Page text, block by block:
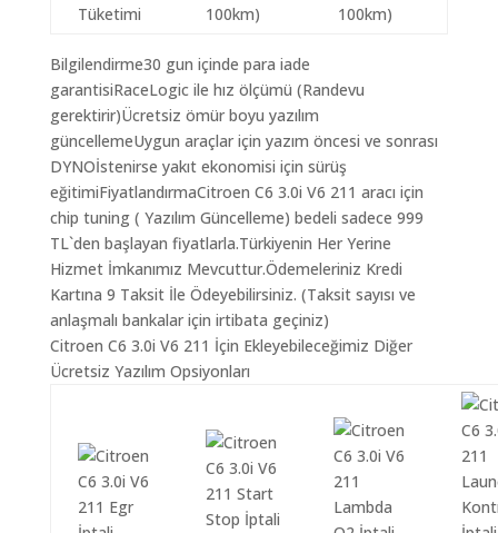
Tüketimi
100km)
100km)
Bilgilendirme30 gun içinde para iade
garantisiRaceLogic ile hız ölçümü (Randevu
gerektirir)Ücretsiz ömür boyu yazılım
güncellemeUygun araçlar için yazım öncesi ve sonrası
DYNOİstenirse yakıt ekonomisi için sürüş
eğitimiFiyatlandırmaCitroen C6 3.0i V6 211 aracı için
chip tuning ( Yazılım Güncelleme) bedeli sadece 999
TL`den başlayan fiyatlarla.Türkiyenin Her Yerine
Hizmet İmkanımız Mevcuttur.Ödemeleriniz Kredi
Kartına 9 Taksit İle Ödeyebilirsiniz. (Taksit sayısı ve
anlaşmalı bankalar için irtibata geçiniz)
Citroen C6 3.0i V6 211 İçin Ekleyebileceğimiz Diğer
Ücretsiz Yazılım Opsiyonları